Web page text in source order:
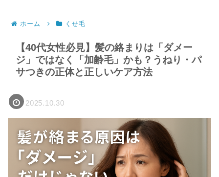
ホーム くせ毛
【40代女性必見】髪の絡まりは「ダメー
ジ」ではなく「加齢毛」かも？うねり・パ
サつきの正体と正しいケア方法
2025.10.30